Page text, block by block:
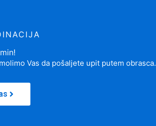
Vas da pošaljete upit putem obrasca.